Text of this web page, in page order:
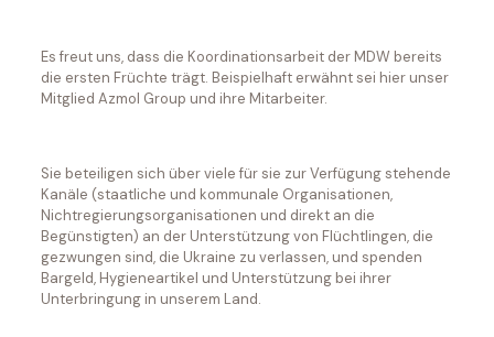
Es freut uns, dass die Koordinationsarbeit der MDW bereits
die ersten Früchte trägt. Beispielhaft erwähnt sei hier unser
Mitglied Azmol Group und ihre Mitarbeiter.
Sie beteiligen sich über viele für sie zur Verfügung stehende
Kanäle (staatliche und kommunale Organisationen,
Nichtregierungsorganisationen und direkt an die
Begünstigten) an der Unterstützung von Flüchtlingen, die
gezwungen sind, die Ukraine zu verlassen, und spenden
Bargeld, Hygieneartikel und Unterstützung bei ihrer
Unterbringung in unserem Land.